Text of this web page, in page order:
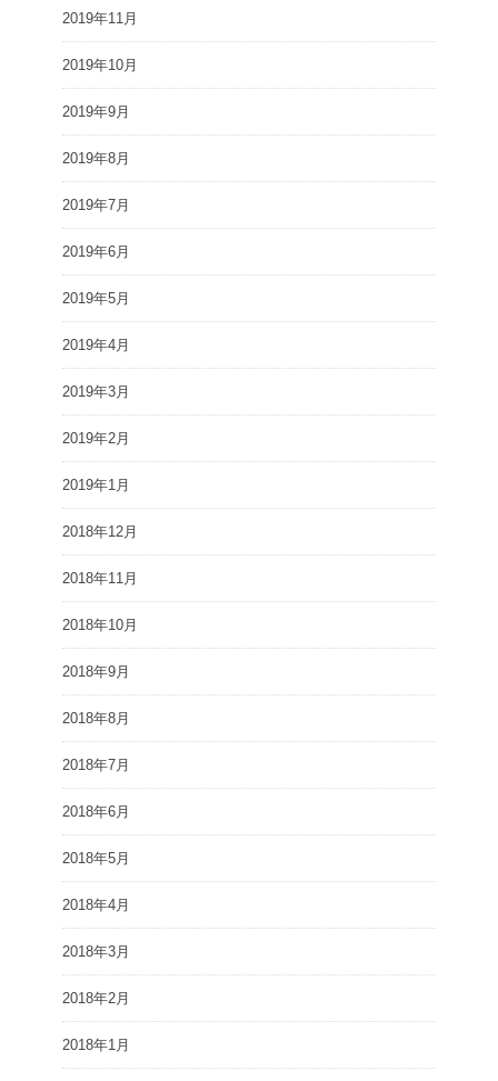
2019年11月
2019年10月
2019年9月
2019年8月
2019年7月
2019年6月
2019年5月
2019年4月
2019年3月
2019年2月
2019年1月
2018年12月
2018年11月
2018年10月
2018年9月
2018年8月
2018年7月
2018年6月
2018年5月
2018年4月
2018年3月
2018年2月
2018年1月